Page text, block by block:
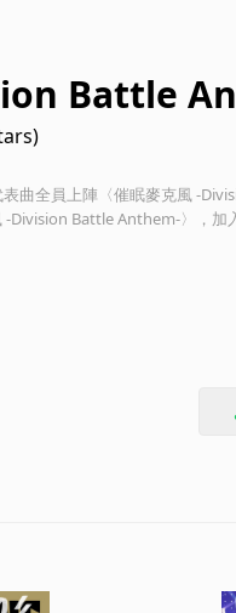
Battle
曲全員上陣〈催眠麥克風 -
Division Battle Anthem-〉，加
下半年宣告加入戰局的
級的〈HYPNOSISMIC 催眠麥